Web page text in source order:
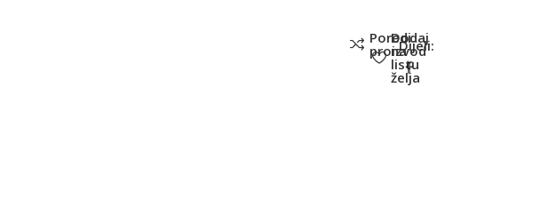
Poredi
proizvod
Dodaj
na
listu
želja
Dijeli: